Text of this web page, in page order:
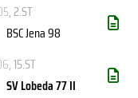
, 2.ST
BSC Jena 98
, 15.ST
SV Lobeda 77 II